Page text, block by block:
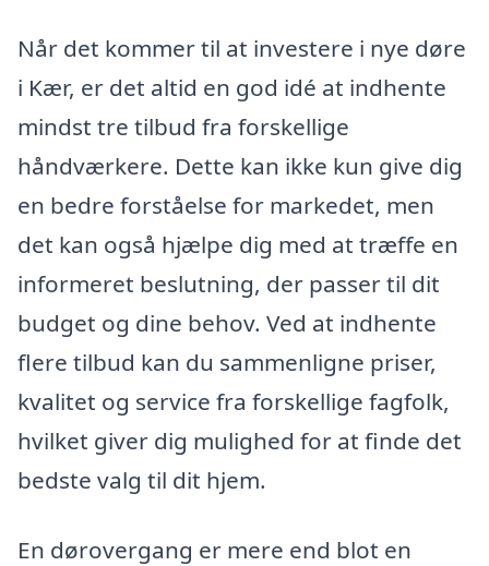
Når det kommer til at investere i nye døre
i Kær, er det altid en god idé at indhente
mindst tre tilbud fra forskellige
håndværkere. Dette kan ikke kun give dig
en bedre forståelse for markedet, men
det kan også hjælpe dig med at træffe en
informeret beslutning, der passer til dit
budget og dine behov. Ved at indhente
flere tilbud kan du sammenligne priser,
kvalitet og service fra forskellige fagfolk,
hvilket giver dig mulighed for at finde det
bedste valg til dit hjem.
En dørovergang er mere end blot en